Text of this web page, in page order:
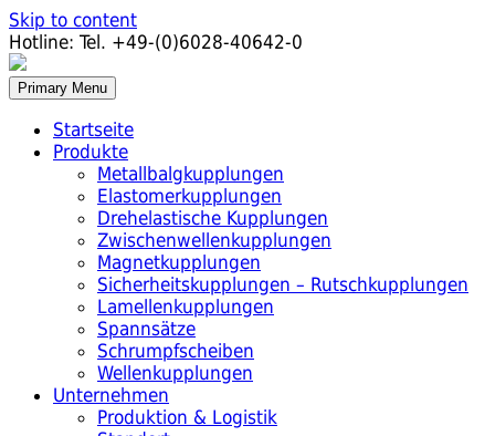
Skip to content
Hotline: Tel. +49-(0)6028-40642-0
Primary Menu
Startseite
Produkte
Metallbalgkupplungen
Elastomerkupplungen
Drehelastische Kupplungen
Zwischenwellenkupplungen
Magnetkupplungen
Sicherheitskupplungen – Rutschkupplungen
Lamellenkupplungen
Spannsätze
Schrumpfscheiben
Wellenkupplungen
Unternehmen
Produktion & Logistik